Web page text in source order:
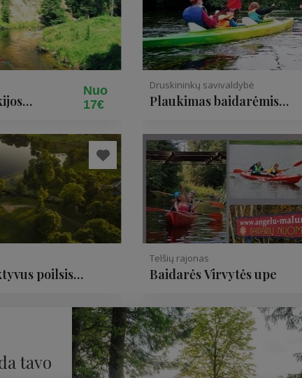
Nuo
17€
Druskininkų savivaldybė
Plaukimas baidarėmis
poilsis
Telšių rajonas
Baidarės Virvytės upe
tavo